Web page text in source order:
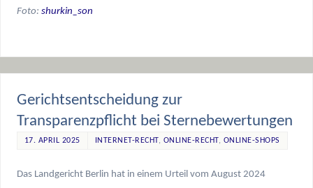
Foto: shurkin_son
Gerichtsentscheidung zur
Transparenzpflicht bei Sternebewertungen
17. APRIL 2025 INTERNET-RECHT , ONLINE-RECHT , ONLINE-SHOPS
Das Landgericht Berlin hat in einem Urteil vom August 2024